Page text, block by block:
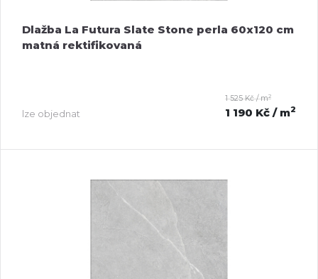
Dlažba La Futura Slate Stone perla 60x120 cm
matná rektifikovaná
lze objednat
1 525 Kč / m2
1 190 Kč / m2